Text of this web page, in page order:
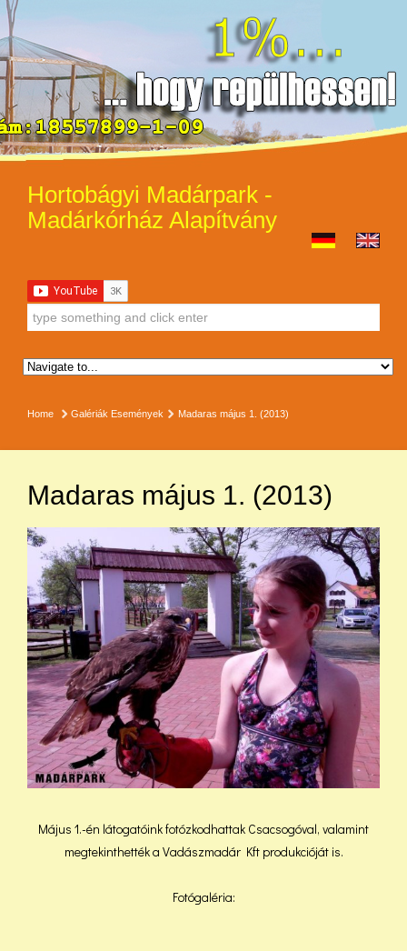
Hortobágyi Madárpark -
Madárkórház Alapítvány
Home Galériák Események Madaras május 1. (2013)
Madaras május 1. (2013)
Május 1.-én látogatóink fotózkodhattak Csacsogóval, valamint
megtekinthették a Vadászmadár Kft produkcióját is.
Fotógaléria: